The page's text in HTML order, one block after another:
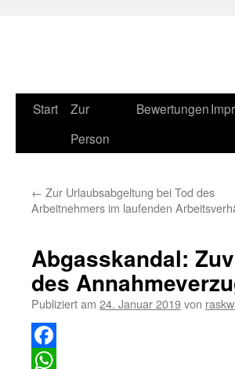
Zum
Start
Zur
Person
Bewertungen
← Zur Urlaubsabgeltung bei Tod des
Arbeitnehmers im laufenden
Abgasskandal:
des
Publiziert am 24. Januar 2019von
Facebook